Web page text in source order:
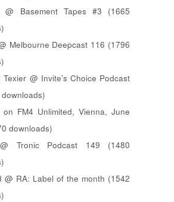
@ Basement Tapes #3 (1665
Melbourne Deepcast 116 (1796
Texier @ Invite's Choice Podcast
on FM4 Unlimited, Vienna, June
downloads)
Tronic Podcast 149 (1480
@ RA: Label of the month (1542